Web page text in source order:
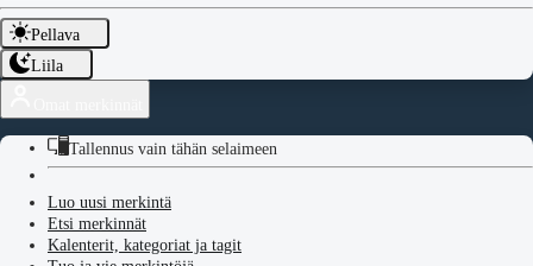
Pellava
Liila
Tallennus vain tähän selaimeen
Luo uusi merkintä
Etsi merkinnät
Kalenterit, kategoriat ja tagit